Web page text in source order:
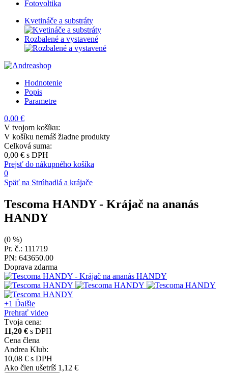
Fotovoltika
Kvetináče a substráty
Rozbalené a vystavené
Hodnotenie
Popis
Parametre
0,00 €
V tvojom košíku:
V košíku nemáš žiadne produkty
Celková suma:
0,00 € s DPH
Prejsť do nákupného košíka
0
Späť na Strúhadlá a krájače
Tescoma HANDY- Krájač na ananás
HANDY
(0 %)
Pr. č.: 111719
PN: 643650.00
Doprava zdarma
+1 Ďalšie
Prehrať video
Tvoja cena:
11,20 € s DPH
Cena člena
Andrea Klub:
10,08 € s DPH
Ako člen ušetríš 1,12 €